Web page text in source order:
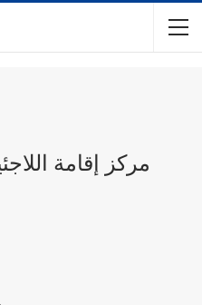
مركز إقامة